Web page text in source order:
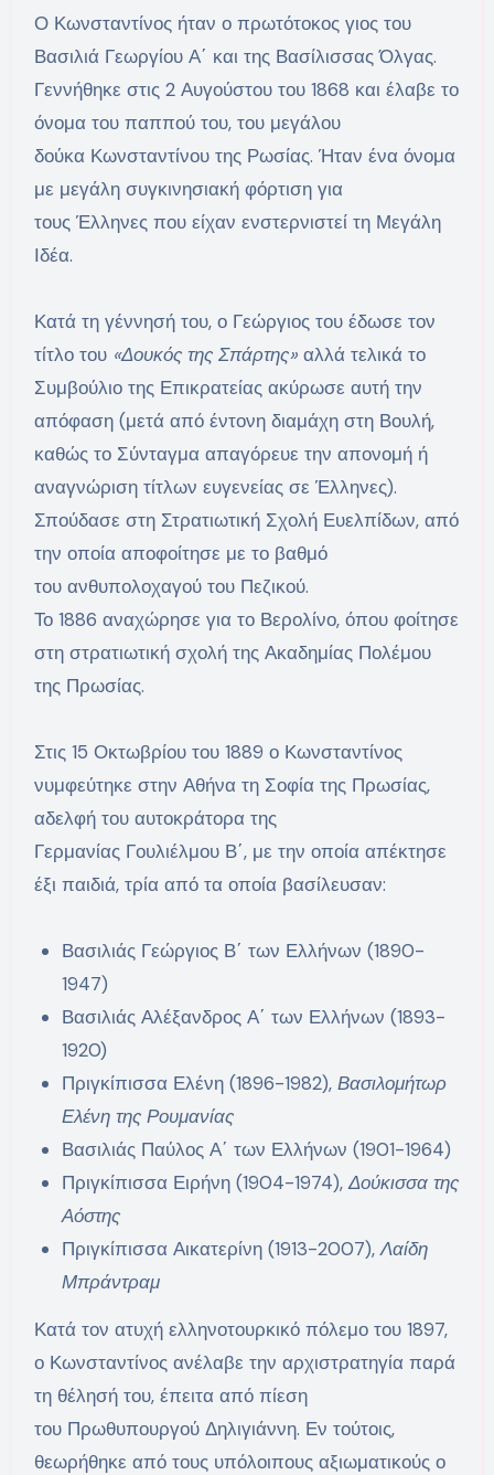
Ο Κωνσταντίνος ήταν ο πρωτότοκος γιος του
Βασιλιά Γεωργίου Α΄ και της Βασίλισσας Όλγας.
Γεννήθηκε στις 2 Αυγούστου του 1868 και έλαβε το
όνομα του παππού του, του μεγάλου
δούκα Κωνσταντίνου της Ρωσίας. Ήταν ένα όνομα
με μεγάλη συγκινησιακή φόρτιση για
τους Έλληνες που είχαν ενστερνιστεί τη Μεγάλη
Ιδέα.
Κατά τη γέννησή του, ο Γεώργιος του έδωσε τον
τίτλο του «Δουκός της Σπάρτης» αλλά τελικά το
Συμβούλιο της Επικρατείας ακύρωσε αυτή την
απόφαση (μετά από έντονη διαμάχη στη Βουλή,
καθώς το Σύνταγμα απαγόρευε την απονομή ή
αναγνώριση τίτλων ευγενείας σε Έλληνες).
Σπούδασε στη Στρατιωτική Σχολή Ευελπίδων, από
την οποία αποφοίτησε με το βαθμό
του ανθυπολοχαγού του Πεζικού.
Το 1886 αναχώρησε για το Βερολίνο, όπου φοίτησε
στη στρατιωτική σχολή της Ακαδημίας Πολέμου
της Πρωσίας.
Στις 15 Οκτωβρίου του 1889 ο Κωνσταντίνος
νυμφεύτηκε στην Αθήνα τη Σοφία της Πρωσίας,
αδελφή του αυτοκράτορα της
Γερμανίας Γουλιέλμου Β΄, με την οποία απέκτησε
έξι παιδιά, τρία από τα οποία βασίλευσαν:
Βασιλιάς Γεώργιος Β΄ των Ελλήνων (1890-
1947)
Βασιλιάς Αλέξανδρος Α΄ των Ελλήνων (1893-
1920)
Πριγκίπισσα Ελένη (1896-1982),Βασιλομήτωρ
Ελένη της Ρουμανίας
Βασιλιάς Παύλος Α΄ των Ελλήνων (1901-1964)
Πριγκίπισσα Ειρήνη (1904-1974),Δούκισσα της
Αόστης
Πριγκίπισσα Αικατερίνη (1913-2007),Λαίδη
Μπράντραμ
Κατά τον ατυχή ελληνοτουρκικό πόλεμο του 1897,
ο Κωνσταντίνος ανέλαβε την αρχιστρατηγία παρά
τη θέλησή του, έπειτα από πίεση
του Πρωθυπουργού Δηλιγιάννη. Εν τούτοις,
θεωρήθηκε από τους υπόλοιπους αξιωματικούς ο